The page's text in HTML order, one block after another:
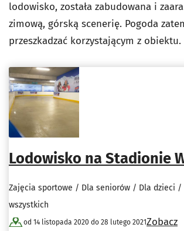
lodowisko, została zabudowana i
zimową, górską scenerię. Pogoda
przeszkadzać korzystającym z obiektu.
Lodowisko na Stadionie
Zajęcia sportowe / Dla seniorów / Dla dzieci /
wszystkich
od 14 listopada 2020 do 28 lutego 2021Zobacz